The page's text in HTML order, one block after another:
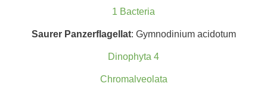
1 Bacteria
Saurer Panzerflagellat: Gymnodinium acidotum
Dinophyta 4
Chromalveolata